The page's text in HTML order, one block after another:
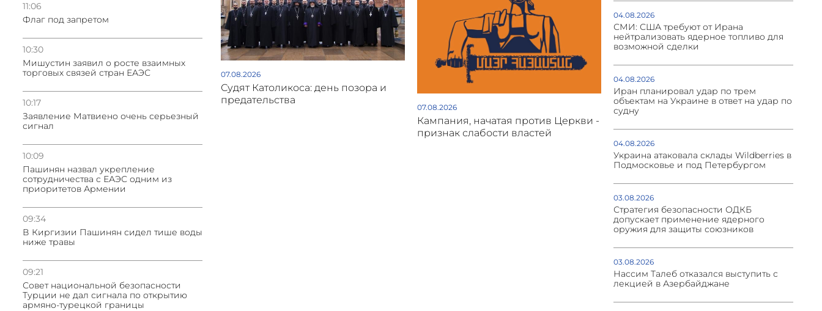
11:06
Флаг под запретом
10:30
Мишустин заявил о росте взаимных
торговых связей стран ЕАЭС
10:17
Заявление Матвиено очень серьезный
сигнал
10:09
Пашинян назвал укрепление
сотрудничества с ЕАЭС одним из
приоритетов Армении
09:34
В Киргизии Пашинян сидел тише воды
ниже травы
09:21
Совет национальной безопасности
Турции не дал сигнала по открытию
армяно-турецкой границы
07.08.2026
Судят Католикоса: день позора и
предательства
07.08.2026
Кампания, начатая против Церкви -
признак слабости властей
04.08.2026
СМИ: США требуют от Ирана
нейтрализовать ядерное топливо для
возможной сделки
04.08.2026
Иран планировал удар по трем
объектам на Украине в ответ на удар по
судну
04.08.2026
Украина атаковала склады Wildberries в
Подмосковье и под Петербургом
03.08.2026
Стратегия безопасности ОДКБ
допускает применение ядерного
оружия для защиты союзников
03.08.2026
Нассим Талеб отказался выступить с
лекцией в Азербайджане